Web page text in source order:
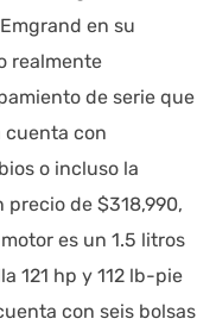
en su
realmente
de serie que
cuenta con
o incluso la
de $318,990,
es un 1.5 litros
121 hp y 112 lb-pie
con seis bolsas